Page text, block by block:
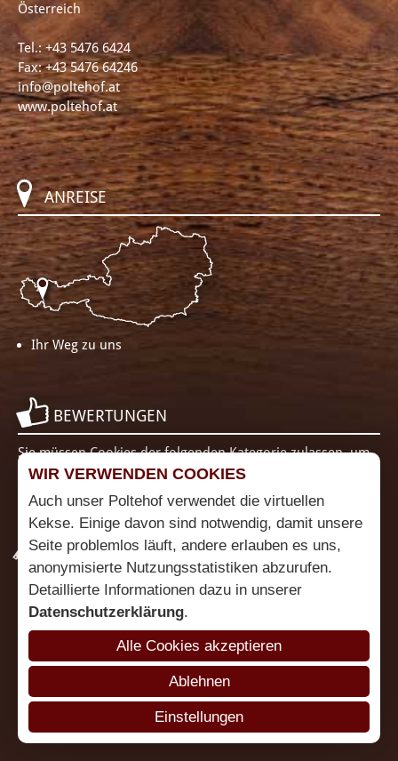
Österreich
Tel.:+43 5476 6424
Fax: +43 5476 64246
info@poltehof.at
www.poltehof.at
ANREISE
Ihr Weg zu uns
BEWERTUNGEN
Sie müssen Cookies der folgenden Kategorie zulassen, um
diesen Inhalt zu sehen: Funktionalität
ändern
PARTNER
WIR VERWENDEN COOKIES
Auch unser Poltehof verwendet die virtuellen
Kekse. Einige davon sind notwendig, damit unsere
Seite problemlos läuft, andere erlauben es uns,
anonymisierte Nutzungsstatistiken abzurufen.
Detaillierte Informationen dazu in unserer
Datenschutzerklärung.
Alle Cookies akzeptieren
Ablehnen
Einstellungen